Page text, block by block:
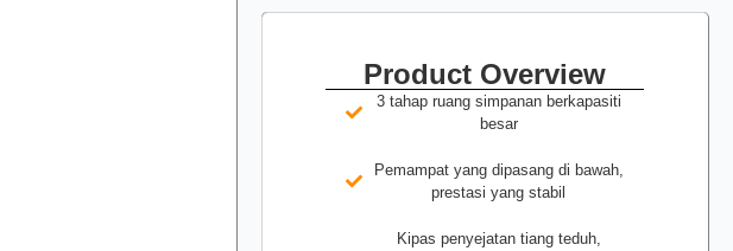
Product Overview
3 tahap ruang simpanan berkapasiti
besar
Pemampat yang dipasang di bawah,
prestasi yang stabil
Kipas penyejatan tiang teduh,